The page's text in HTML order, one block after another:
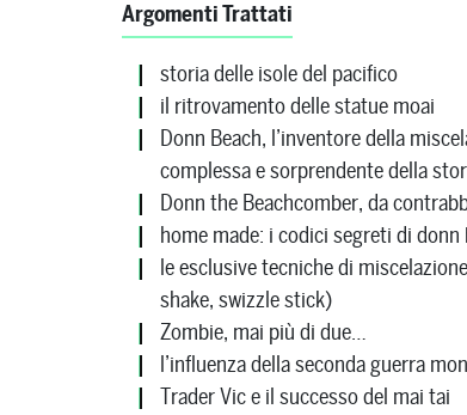
Argomenti Trattati
storia delle isole del pacifico
il ritrovamento delle statue moai
Donn Beach, l’inventore della
complessa e sorprendente della
Donn the Beachcomber, da
home made: i codici segreti di
le esclusive tecniche di
shake, swizzle stick)
Zombie, mai più di due…
l’influenza della seconda guerra
Trader Vic e il successo del mai tai